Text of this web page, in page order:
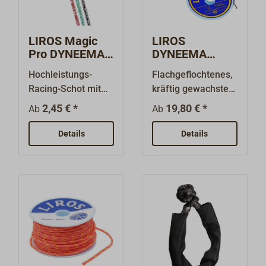
LIROS Magic
Pro DYNEEMA
Hochleistungs-
Racing-Schot mit
einem meliert
geflochtenen
Mantel aus einem
Gemisch von
Fasern. Diese
Fasern garantieren
eine gute Griffigkeit
und besten Halt in
den Klemmen, bei
Ab2,45 € *
Details
LIROS
DYNEEMA
gewachst
Flachgeflochtenes,
kräftig gewachstes
Takelgarn aus
hochfester
DYNEEMA-
Faser.Gut geeignet
an hochfestem
Tauwerk.Zum
Schutz gegen UV-
Strahlung und
Abrieb silbergrau
imprägniert.
Ab 19,80 € *
Details